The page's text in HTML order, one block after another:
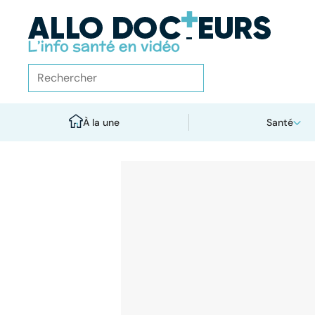
À la une Santé